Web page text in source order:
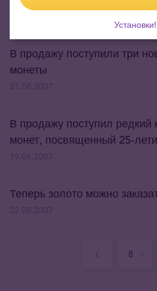
В продажу поступили три
монеты
В продажу поступил редкий
монет, посвященный 25-
Теперь золото можно
Установки!